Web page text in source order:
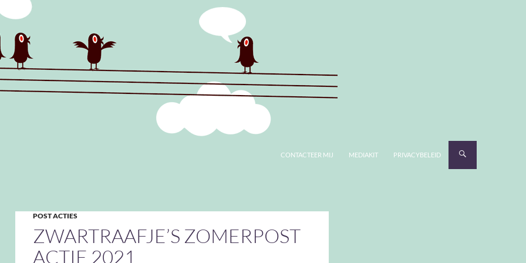
CONTACTEER MIJ MEDIAKIT PRIVACYBELEID
POST ACTIES
ZWARTRAAFJE’S ZOMERPOST
ACTIE 2021